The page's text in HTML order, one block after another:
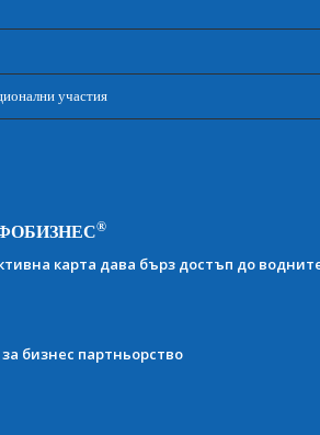
участия
®
карта дава бърз достъп до
бизнес партньорство